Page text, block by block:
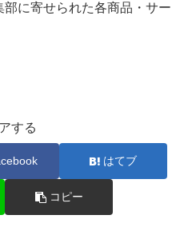
に寄せられた各商品・サー
する
はてブ
コピー